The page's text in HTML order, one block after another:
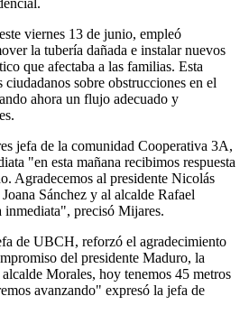
viernes 13 de junio, empleó
la tubería dañada e instalar nuevos
que afectaba a las familias. Esta
ciudadanos sobre obstrucciones en el
ahora un flujo adecuado y
jefa de la comunidad Cooperativa 3A,
"en esta mañana recibimos respuesta
Agradecemos al presidente Nicolás
Sánchez y al alcalde Rafael
inmediata", precisó Mijares.
de UBCH, reforzó el agradecimiento
del presidente Maduro, la
Morales, hoy tenemos 45 metros
avanzando" expresó la jefa de